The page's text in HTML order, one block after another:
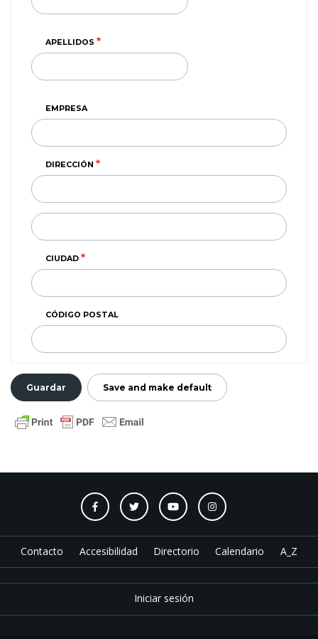
APELLIDOS
EMPRESA
DIRECCIÓN
LINEA)
CIUDAD
CÓDIGO POSTAL
Contacto Accesibilidad Directorio Calendario A_Z
Iniciar sesión